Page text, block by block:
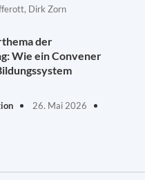
Dirk Zorn
der
Wie ein Convener
26. Mai 2026